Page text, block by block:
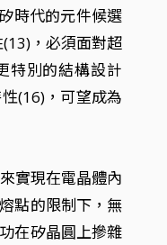
時代的元件候選
，必須面對超
特別的結構設計
(16)，可望成為
實現在電晶體內
點的限制下，無
在矽晶圓上摻雜